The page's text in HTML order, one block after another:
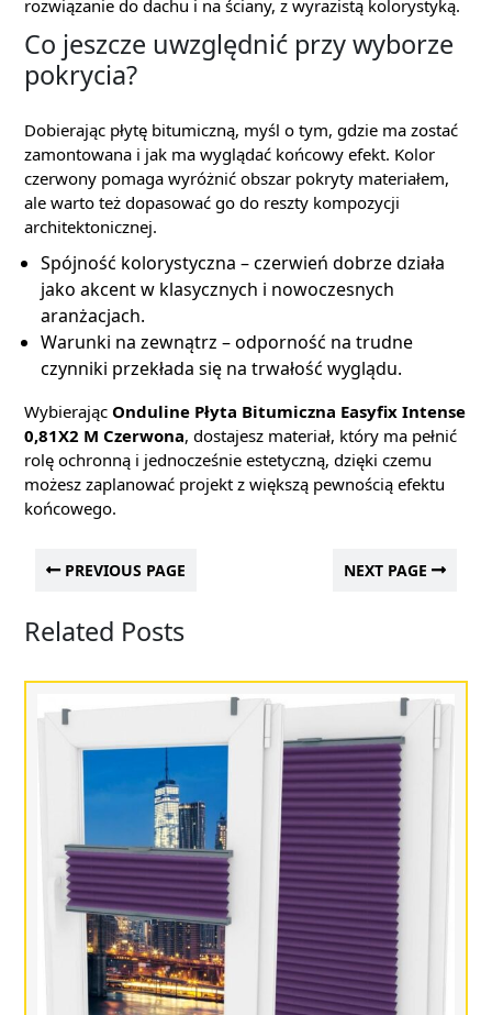
rozwiązanie do dachu i na ściany, z wyrazistą kolorystyką.
Co jeszcze uwzględnić przy wyborze
pokrycia?
Dobierając płytę bitumiczną, myśl o tym, gdzie ma zostać
zamontowana i jak ma wyglądać końcowy efekt. Kolor
czerwony pomaga wyróżnić obszar pokryty materiałem,
ale warto też dopasować go do reszty kompozycji
architektonicznej.
Spójność kolorystyczna – czerwień dobrze działa
jako akcent w klasycznych i nowoczesnych
aranżacjach.
Warunki na zewnątrz – odporność na trudne
czynniki przekłada się na trwałość wyglądu.
Wybierając Onduline Płyta Bitumiczna Easyfix Intense
0,81X2 M Czerwona, dostajesz materiał, który ma pełnić
rolę ochronną i jednocześnie estetyczną, dzięki czemu
możesz zaplanować projekt z większą pewnością efektu
końcowego.
PREVIOUS PAGE NEXT PAGE
Related Posts